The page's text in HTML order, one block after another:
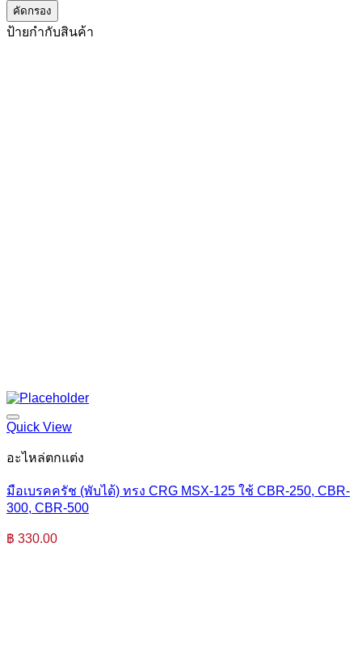
ต่ำ
สุด
คัดกรอง
ป้ายกำกับสินค้า
Quick View
อะไหล่ตกแต่ง
มือเบรคครัช (พับได้) ทรง CRG MSX-125 ใช้ CBR-250, CBR-
300, CBR-500
฿ 330.00